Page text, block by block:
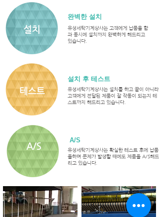
설치
완벽한 설치
유성세탁기계상사는​ 고객에게 납품을 함
과 동시에 설치까지 완벽하게 해드리고
있습니다.
테스트
설치 후 테스트
유성세탁기계상사는​ 설치를 하고 끝이 아니라
고객에게 전달된 제품이 잘 작동이 되는지 테
스트까지 해드리고 있습니다.
A/S
A/S
유성세탁기계상사는​ 확실한 테스트 후에 납품
을하며 문제가 발생할 때에도 제품을 A/S해드
리고 있습니다.